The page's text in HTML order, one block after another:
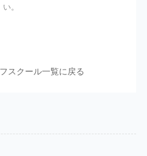
い。
スクール一覧に戻る